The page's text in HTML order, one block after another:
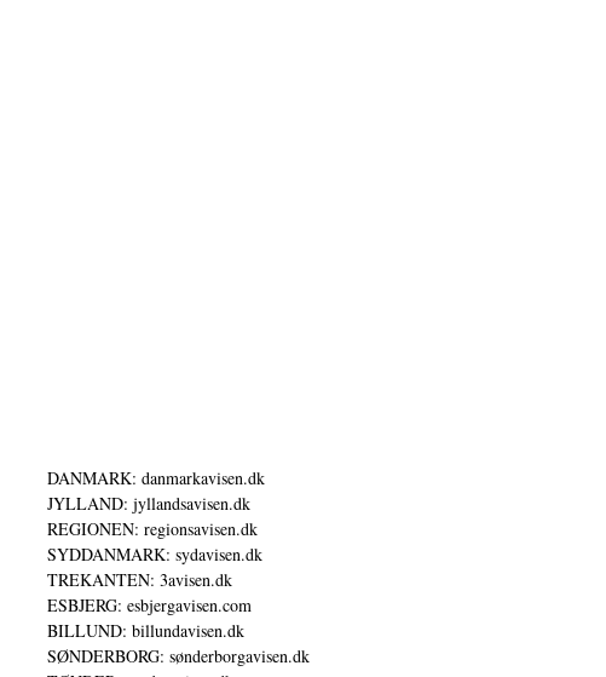
DANMARK: danmarkavisen.dk
JYLLAND: jyllandsavisen.dk
REGIONEN: regionsavisen.dk
SYDDANMARK: sydavisen.dk
TREKANTEN: 3avisen.dk
ESBJERG: esbjergavisen.com
BILLUND: billundavisen.dk
SØNDERBORG: sønderborgavisen.dk